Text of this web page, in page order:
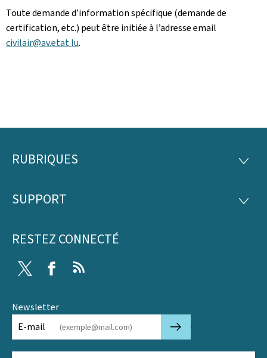
Toute demande d’information spécifique (demande de
certification, etc.) peut être initiée à l’adresse email
civilair@av.etat.lu.
Pied
page
RUBRIQUES
SUPPORT
RESTEZ CONNECTÉ
Twitter Facebook
Newsletter
E-mail
🡒